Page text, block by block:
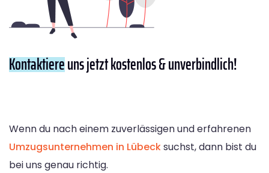
Kontaktiereuns jetzt kostenlos & unverbindlich!
Wenn du nach einem zuverlässigen und erfahrenen
Umzugsunternehmen in Lübecksuchst, dann bist du
bei uns genau richtig.